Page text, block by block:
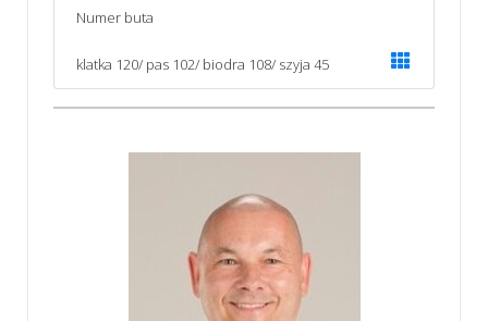
Numer buta
klatka 120/ pas 102/ biodra 108/ szyja 45